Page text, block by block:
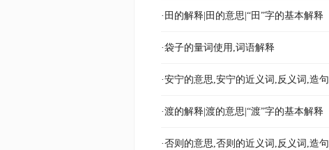
·田的解释|田的意思|“田”字的基本解释
·袋子的量词使用,词语解释
·安宁的意思,安宁的近义词,反义词,造句
·渡的解释|渡的意思|“渡”字的基本解释
·否则的意思,否则的近义词,反义词,造句